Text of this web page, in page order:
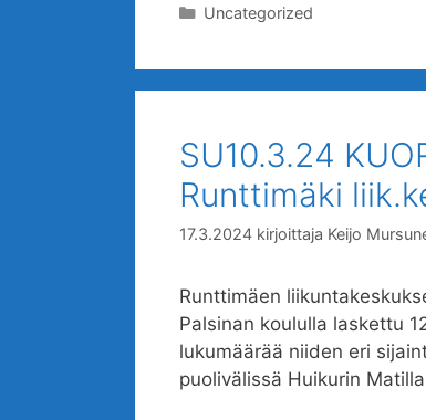
Kategoriat
Uncategorized
SU10.3.24
Runttimäki
17.3.2024 kirjoittaja Keijo
Runttimäen
Palsinan koululla laskettu
lukumäärää niiden eri
puolivälissä Huikurin